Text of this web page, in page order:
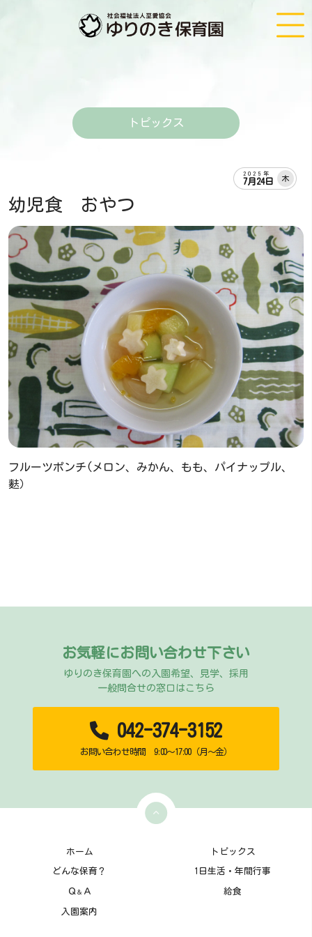
トピックス
2025年
7月24日 木
幼児食 おやつ
フルーツポンチ(メロン、みかん、もも、パイナップル、
麩）
お気軽にお問い合わせ下さい
ゆりのき保育園への入園希望、見学、採用
一般問合せの窓口はこちら
042-374-3152
お問い合わせ時間 9:00～17:00（月～金）
ホーム トピックス
どんな保育？ 1日生活・年間行事
Ｑ ＆ Ａ 給食
入園案内